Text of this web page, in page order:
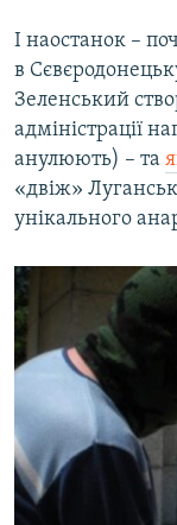
І наостанок –
в
Зеленський
адміністрації
анулюють) – та
«двіж»
унікального